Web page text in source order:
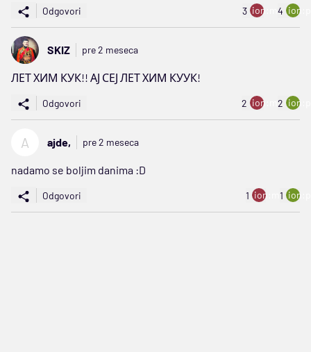
Odgovori 3 ion:minus
4
SKIZ pre 2 meseca
ЛЕТ ХИМ КУК!! АЈ СЕЈ ЛЕТ ХИМ КУУК!
Odgovori 2 ion:minus
2
A ajde, pre 2 meseca
nadamo se boljim danima :D
Odgovori 1 ion:minus
1